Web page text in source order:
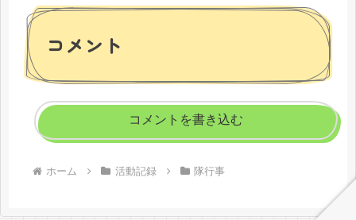
コメント
コメントを書き込む
ホーム 活動記録 隊行事